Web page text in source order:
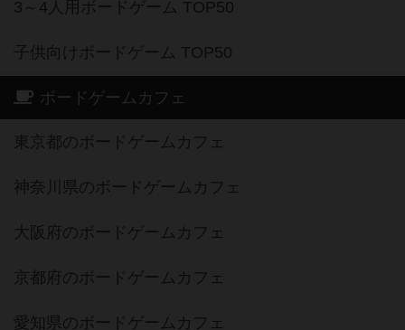
3～4人用ボードゲーム TOP50
子供向けボードゲーム TOP50
ボードゲームカフェ
東京都のボードゲームカフェ
神奈川県のボードゲームカフェ
大阪府のボードゲームカフェ
京都府のボードゲームカフェ
愛知県のボードゲームカフェ